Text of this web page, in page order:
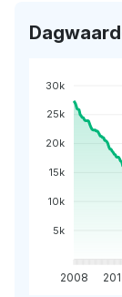
30k
25k
20k
15k
10k
5k
2008